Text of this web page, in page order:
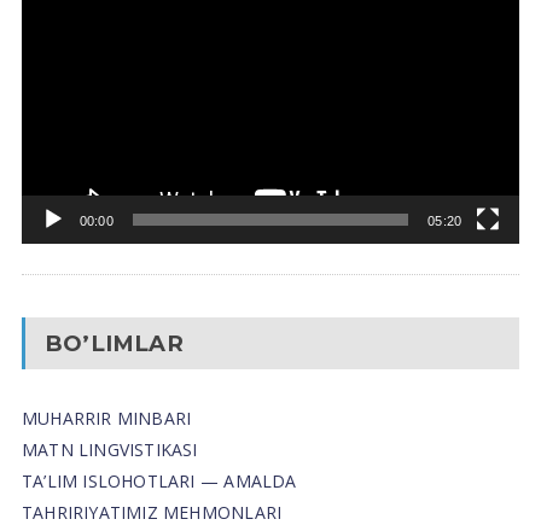
00:00 05:20
BO’LIMLAR
MUHARRIR MINBARI
MATN LINGVISTIKASI
TA’LIM ISLOHOTLARI — AMALDA
TAHRIRIYATIMIZ MEHMONLARI